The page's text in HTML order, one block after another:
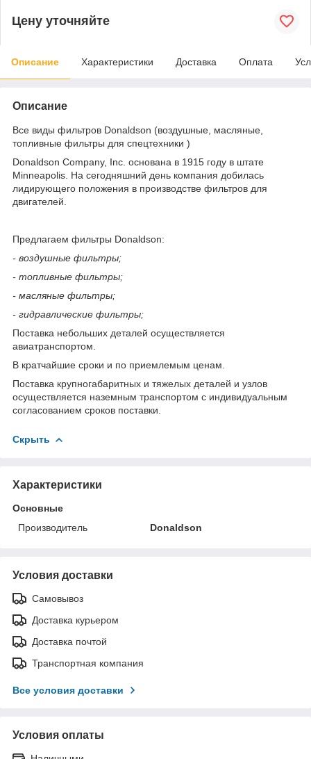
Цену уточняйте
Описание Характеристики Доставка Оплата
Описание
Все виды фильтров Donaldson (воздушные, масляные,
топливные фильтры для спецтехники )
Donaldson Company, Inc. основана в 1915 году в штате
Minneapolis. На сегодняшний день компания добилась
лидирующего положения в производстве фильтров для
двигателей.
Предлагаем фильтры Donaldson:
- воздушные фильтры;
- топливные фильтры;
- масляные фильтры;
- гидравлические фильтры;
Поставка небольших деталей осуществляется
авиатранспортом.
В кратчайшие сроки и по приемлемым ценам.
Поставка крупногабаритных и тяжелых деталей и узлов
осуществляется наземным транспортом с индивидуальным
согласованием сроков поставки.
Скрыть
Характеристики
Основные
Производитель
Donaldson
Условия доставки
Самовывоз
Доставка курьером
Доставка почтой
Транспортная компания
Все условия доставки
Условия оплаты